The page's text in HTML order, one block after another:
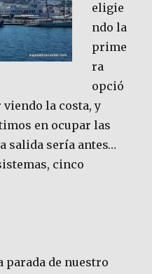
eligie
ndo la
prime
ra
opció
la costa, y
en ocupar las
salida sería antes…
cinco
parada de nuestro